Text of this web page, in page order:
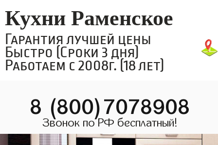
Кухни Раменское
Гарантия лучшей цены
Быстро (Сроки 3 дня)
Работаем с 2008г. (18 лет)
8 (800)7078908
Звонок по РФ бесплатный!